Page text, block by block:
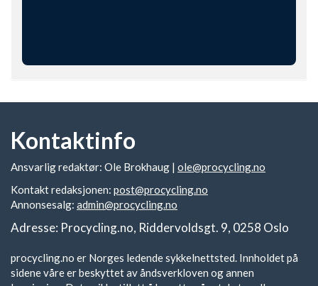
Kontaktinfo
Ansvarlig redaktør: Ole Brokhaug | ole@procycling.no
Kontakt redaksjonen: post@procycling.no
Annonsesalg: admin@procycling.no
Adresse: Procycling.no, Riddervoldsgt. 9, 0258 Oslo
procycling.no er Norges ledende sykkelnettsted. Innholdet på
sidene våre er beskyttet av åndsverkloven og annen